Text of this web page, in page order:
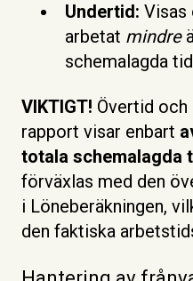
Undertid: Visas
arbetat mindre
schemalagda
VIKTIGT! Övertid och
rapport visar enbart
totala schemalagda
förväxlas med den
i Löneberäkningen,
den faktiska